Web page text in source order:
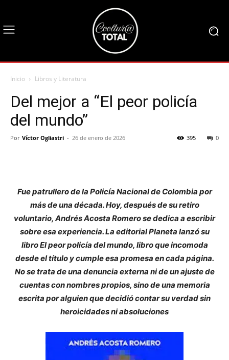
Inicio Libros y Literatura
Del mejor a “El peor policía
del mundo”
Por Víctor Ogliastri - 26 de enero de 2026 0
395
Fue patrullero de la Policía Nacional de Colombia por
más de una década. Hoy, después de su retiro
voluntario, Andrés Acosta Romero se dedica a escribir
sobre esa experiencia. La editorial Planeta lanzó su
libro El peor policía del mundo, libro que incomoda
desde el título y cumple esa promesa en cada página.
No se trata de una denuncia externa ni de un ajuste de
cuentas con nombres propios, sino de una memoria
escrita por alguien que decidió contar su verdad sin
heroicidades ni absoluciones